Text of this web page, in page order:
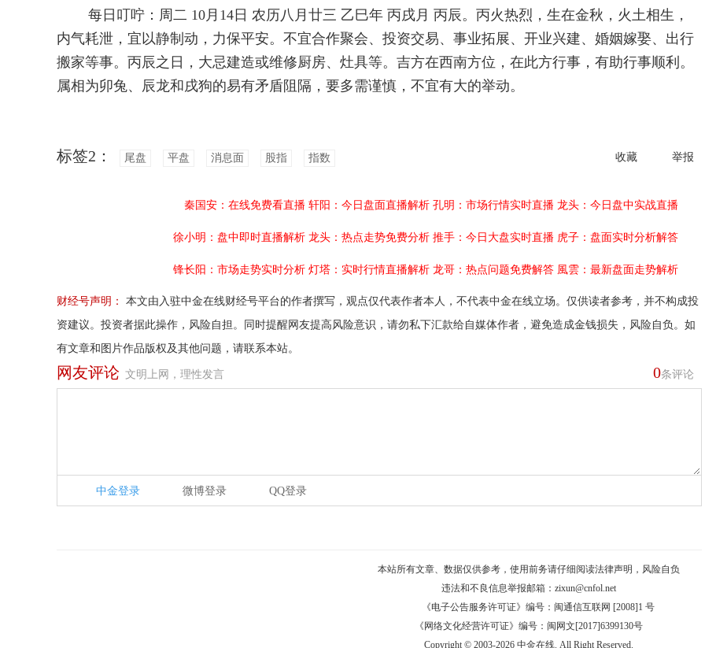
每日叮咛：周二 10月14日 农历八月廿三 乙巳年 丙戌月 丙辰。丙火热烈，生在金秋，火土相生，
内气耗泄，宜以静制动，力保平安。不宜合作聚会、投资交易、事业拓展、开业兴建、婚姻嫁娶、出行
搬家等事。丙辰之日，大忌建造或维修厨房、灶具等。吉方在西南方位，在此方行事，有助行事顺利。
属相为卯兔、辰龙和戌狗的易有矛盾阻隔，要多需谨慎，不宜有大的举动。
收藏 举报
标签2： 尾盘 平盘 消息面 股指 指数
秦国安：在线免费看直播 轩阳：今日盘面直播解析 孔明：市场行情实时直播 龙头：今日盘中实战直播
徐小明：盘中即时直播解析 龙头：热点走势免费分析 推手：今日大盘实时直播 虎子：盘面实时分析解答
锋长阳：市场走势实时分析 灯塔：实时行情直播解析 龙哥：热点问题免费解答 風雲：最新盘面走势解析
财经号声明：
本文由入驻中金在线财经号平台的作者撰写，观点仅代表作者本人，不代表中金在线立场。仅供读者参考，并不构成投
资建议。投资者据此操作，风险自担。同时提醒网友提高风险意识，请勿私下汇款给自媒体作者，避免造成金钱损失，风险自负。如
有文章和图片作品版权及其他问题，请联系本站。
0条评论
网友评论 文明上网，理性发言
中金登录 微博登录 QQ登录
本站所有文章、数据仅供参考，使用前务请仔细阅读法律声明 ，风险自负
违法和不良信息举报邮箱： zixun@cnfol.net
《电子公告服务许可证》编号：闽通信互联网 [2008]1 号
《网络文化经营许可证》编号：闽网文[2017]6399130号
Copyright © 2003-2026 中金在线. All Right Reserved.